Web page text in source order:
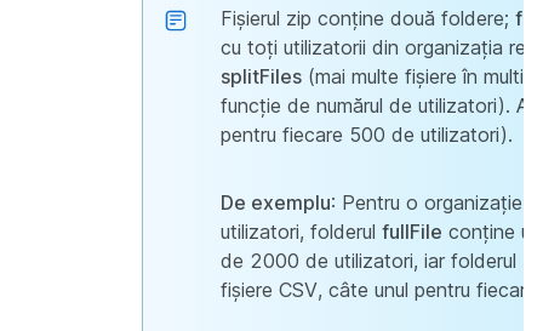
Fișierul zip conține două foldere;
cu toți utilizatorii din organizația
splitFiles (mai multe fișiere în
funcție de numărul de utilizatori).
pentru fiecare 500 de utilizatori).
De exemplu: Pentru o organizație
utilizatori, folderul fullFile conține
de 2000 de utilizatori, iar folderul
fișiere CSV, câte unul pentru